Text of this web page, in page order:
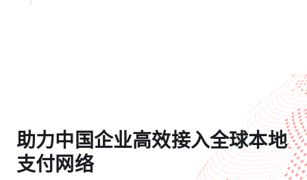
助力中国企业高效接入全球本地
支付网络